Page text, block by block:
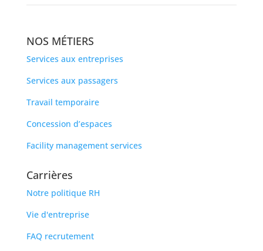
NOS MÉTIERS
Services aux entreprises
Services aux passagers
Travail temporaire
Concession d’espaces
Facility management services
Carrières
Notre politique RH
Vie d'entreprise
FAQ recrutement